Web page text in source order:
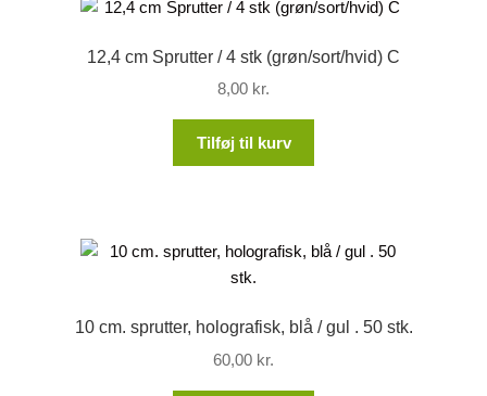
12,4 cm Sprutter / 4 stk (grøn/sort/hvid) C
8,00 kr.
Tilføj til kurv
10 cm. sprutter, holografisk, blå / gul . 50 stk.
60,00 kr.